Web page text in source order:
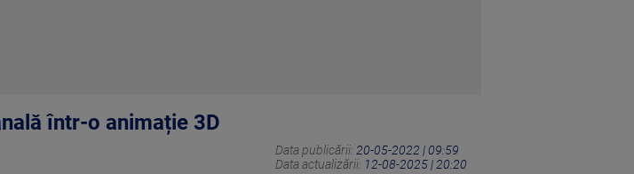
într-o animație 3D
Data publicării: 20-05-2022 | 09:59
Data actualizării: 12-08-2025 | 20:20